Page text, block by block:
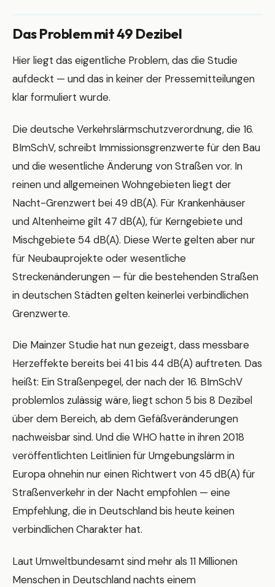
Das Problem mit 49 Dezibel
Hier liegt das eigentliche Problem, das die Studie
aufdeckt — und das in keiner der Pressemitteilungen
klar formuliert wurde.
Die deutsche Verkehrslärmschutzverordnung, die 16.
BImSchV, schreibt Immissionsgrenzwerte für den Bau
und die wesentliche Änderung von Straßen vor. In
reinen und allgemeinen Wohngebieten liegt der
Nacht-Grenzwert bei 49 dB(A). Für Krankenhäuser
und Altenheime gilt 47 dB(A), für Kerngebiete und
Mischgebiete 54 dB(A). Diese Werte gelten aber nur
für Neubauprojekte oder wesentliche
Streckenänderungen — für die bestehenden Straßen
in deutschen Städten gelten keinerlei verbindlichen
Grenzwerte.
Die Mainzer Studie hat nun gezeigt, dass messbare
Herzeffekte bereits bei 41 bis 44 dB(A) auftreten. Das
heißt: Ein Straßenpegel, der nach der 16. BImSchV
problemlos zulässig wäre, liegt schon 5 bis 8 Dezibel
über dem Bereich, ab dem Gefäßveränderungen
nachweisbar sind. Und die WHO hatte in ihren 2018
veröffentlichten Leitlinien für Umgebungslärm in
Europa ohnehin nur einen Richtwert von 45 dB(A) für
Straßenverkehr in der Nacht empfohlen — eine
Empfehlung, die in Deutschland bis heute keinen
verbindlichen Charakter hat.
Laut Umweltbundesamt sind mehr als 11 Millionen
Menschen in Deutschland nachts einem